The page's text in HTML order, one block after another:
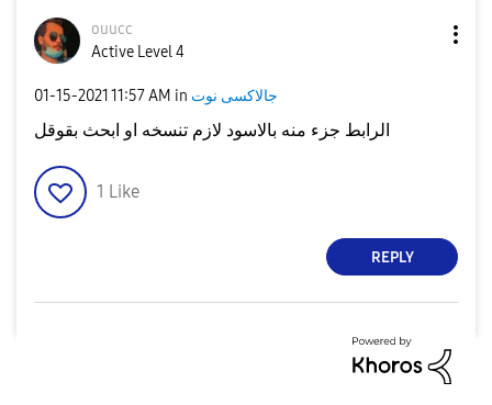
ouucc
Active Level 4
‎01-15-2021 11:57 AM in جالاكسى نوت
الرابط جزء منه بالاسود لازم تنسخه او ابحث بقوقل
1 Like
REPLY